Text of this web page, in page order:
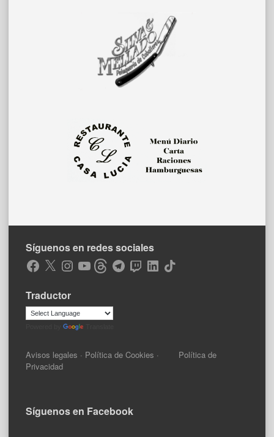
Síguenos en redes sociales
Facebook
X Instagram
YouTubeThreadsTelegramTwitchLinkedIn
TikTok
Traductor
Avisos legales · Política de Cookies · Política de
Privacidad
Síguenos en Facebook